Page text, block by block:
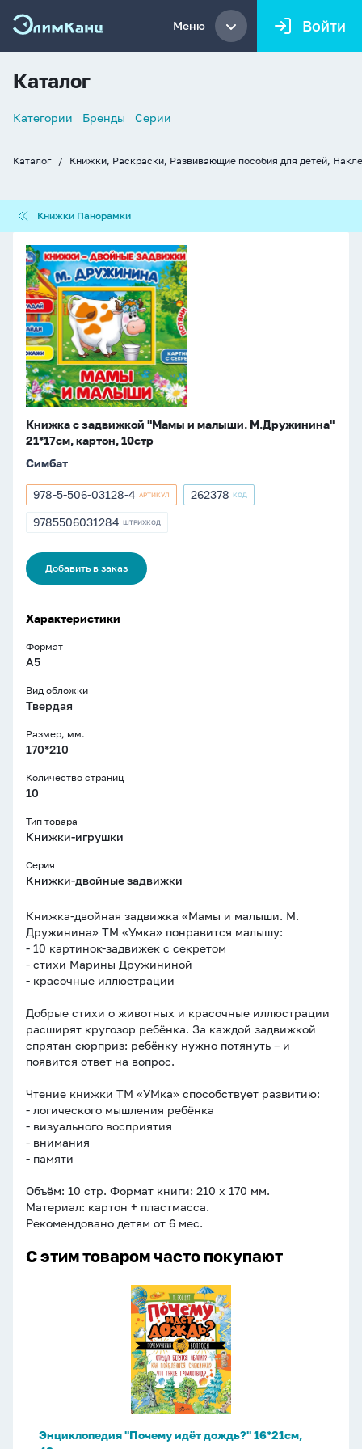
Меню Войти
Каталог
Список
Категории Бренды Серии
Каталог Книжки, Раскраски, Развивающие пособия для детей,
Панорамки
Книжки Панорамки
Книжка
с
задвижкой
"Мамы
и
малыши.
М.Дружинина"
21*17см,
картон,
10стр
Книжка с задвижкой "Мамы и малыши. М.Дружинина"
21*17см, картон, 10стр
Симбат
Артикул
978-
03128-
4
978-5-506-03128-4 АРТИКУЛ
Артикул
262378 КОД
ШТРИХКОД
9785506031284 ШТРИХКОД
Добавить в заказ
Характеристики
Формат
A5
Вид обложки
Твердая
Размер, мм.
170*210
Количество страниц
10
Тип товара
Книжки-игрушки
Cерия
Книжки-двойные задвижки
Книжка-двойная задвижка «Мамы и малыши. М.
Дружинина» ТМ «Умка» понравится малышу:
- 10 картинок-задвижек с секретом
- стихи Марины Дружининой
- красочные иллюстрации
Добрые стихи о животных и красочные иллюстрации
расширят кругозор ребёнка. За каждой задвижкой
спрятан сюрприз: ребёнку нужно потянуть – и
появится ответ на вопрос.
Чтение книжки ТМ «УМка» способствует развитию:
- логического мышления ребёнка
- визуального восприятия
- внимания
- памяти
Объём: 10 стр. Формат книги: 210 х 170 мм.
Материал: картон + пластмасса.
Рекомендовано детям от 6 мес.
С этим товаром часто покупают
Энциклопедия
Энциклопедия "Почему идёт дождь?" 16*21см,